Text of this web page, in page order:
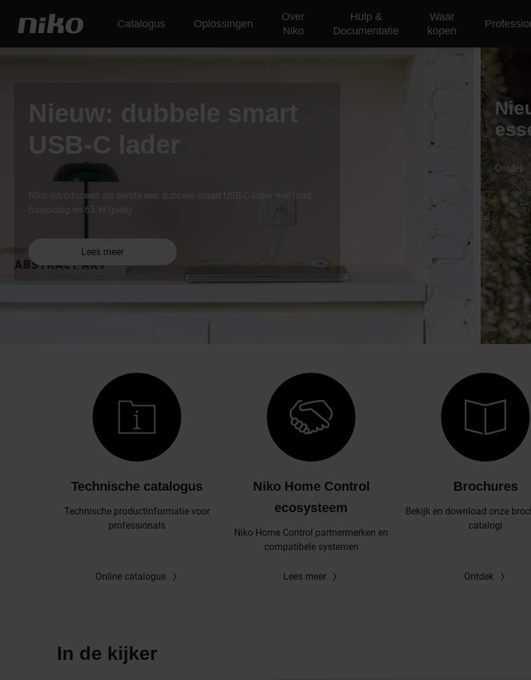
Catalogus Oplossingen
Over
Niko
Hulp &
Documentatie
Waar
kopen
Nieuw: dubbele smart
USB-C lader
Niko introduceert als eerste een dubbele smart USB-C-lader met load
balancing en 65 W (piek)
Lees meer
Ontdek
Technische catalogus
Technische productinformatie voor
professionals
Online catalogus
Niko Home Control
ecosysteem
Niko Home Control partnermerken en
compatibele systemen
Lees meer
Brochures
Bekijk en download onze
catalogi
Ontdek
In de kijker